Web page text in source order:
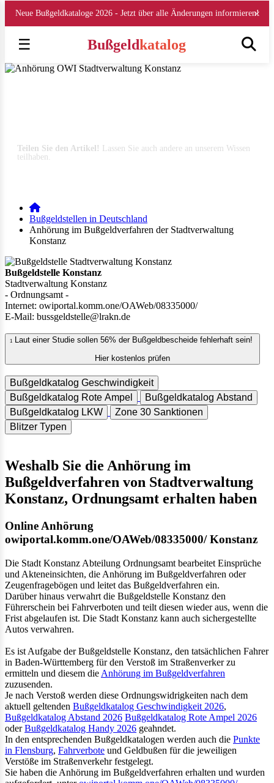
Neue Bußgeldkataloge 2026 - Jetzt über alle Änderungen informieren!
×
☰ Bußgeldkatalog
Teilen Sie den Artikel! Lassen Sie auch andere an unserem Wissen
teilhaben.
Bußgeldstellen in Deutschland
Anhörung im Bußgeldverfahren der Stadtverwaltung
Konstanz
Bußgeldstelle Konstanz
Stadtverwaltung Konstanz
- Ordnungsamt -
Internet: owiportal.komm.one/OAWeb/08335000/
E-Mail: bussgeldstelle@lrakn.de
1
Laut einer Studie sollen 56% der Bußgeldbescheide fehlerhaft sein!
Hier kostenlos prüfen
Bußgeldkatalog Geschwindigkeit
Bußgeldkatalog Rote Ampel
Bußgeldkatalog Abstand
Bußgeldkatalog LKW
Zone 30 Sanktionen
Blitzer Typen
Weshalb Sie die Anhörung im
Bußgeldverfahren von Stadtverwaltung
Konstanz, Ordnungsamt erhalten haben
Online Anhörung
owiportal.komm.one/OAWeb/08335000/ Konstanz
Die Stadt Konstanz Abteilung Ordnungsamt bearbeitet Einsprüche
und Akteneinsichten, die Anhörung im Bußgeldverfahren oder
Zeugenfragebögen und leitet das Bußgeldverfahren ein.
Darüber hinaus verwahrt die Bußgeldstelle Konstanz den
Führerschein bei Fahrverboten und teilt diesen wieder aus, wenn die
Frist abgelaufen ist. Die Stadt Konstanz kann auch sichergestellte
Autos verwahren.
Es ist Aufgabe der Bußgeldstelle Konstanz, den tatsächlichen Fahrer
in Baden-Württemberg für den Verstoß im Straßenverker zu
ermitteln und diesem die Anhörung im Bußgeldverfahren
zuzusenden.
Je nach Verstoß werden diese Ordnungswidrigkeiten nach dem
aktuell geltenden Bußgeldkatalog Geschwindigkeit 2026,
Bußgeldkatalog Abstand 2026 Bußgeldkatalog Rote Ampel 2026
oderBußgeldkatalog Handy 2026 geahndet.
In den entsprechenden Bußgeldkatalogen werden auch die Punkte
in Flensburg, Fahrverbote und Geldbußen für die jeweiligen
Verstöße im Straßenverkehr festgelegt.
Sie haben die Anhörung im Bußgeldverfahren erhalten und wurden